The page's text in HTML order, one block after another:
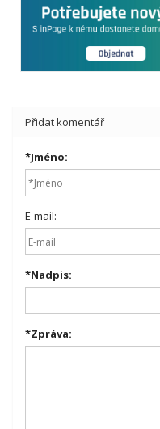
Přidat komentář
*Jméno:
E-mail:
*Nadpis:
*Zpráva: